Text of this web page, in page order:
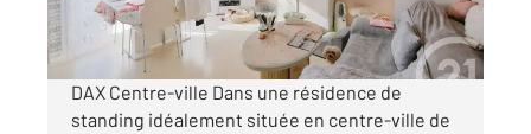
Visiter le site dédié
DAX Centre-ville Dans une résidence de
standing idéalement située en centre-ville de